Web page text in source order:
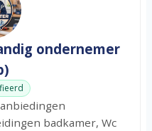
ondernemer
badkamer, Wc